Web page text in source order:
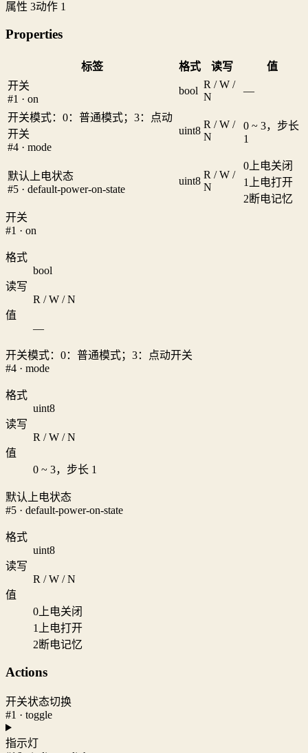
属性 3动作 1
Properties
标签 格式 读写
值
开关
#1 · on
bool
R / W /
N
—
开关模式：0：普通模式；3：点动
开关
#4 · mode
uint8
R / W /
N
0 ~ 3，步长
1
默认上电状态
#5 · default-power-on-state
uint8
R / W /
N
0 上电关闭
1
上电打开
2断电记忆
开关
#1 · on
格式
bool
读写
R / W / N
值
—
开关模式：0：普通模式；3：点动开关
#4 · mode
格式
uint8
读写
R / W / N
值
0 ~ 3，步长 1
默认上电状态
#5 · default-power-on-state
格式
uint8
读写
R / W / N
值
0 上电关闭
1
上电打开
2断电记忆
Actions
开关状态切换
#1 · toggle
指示灯